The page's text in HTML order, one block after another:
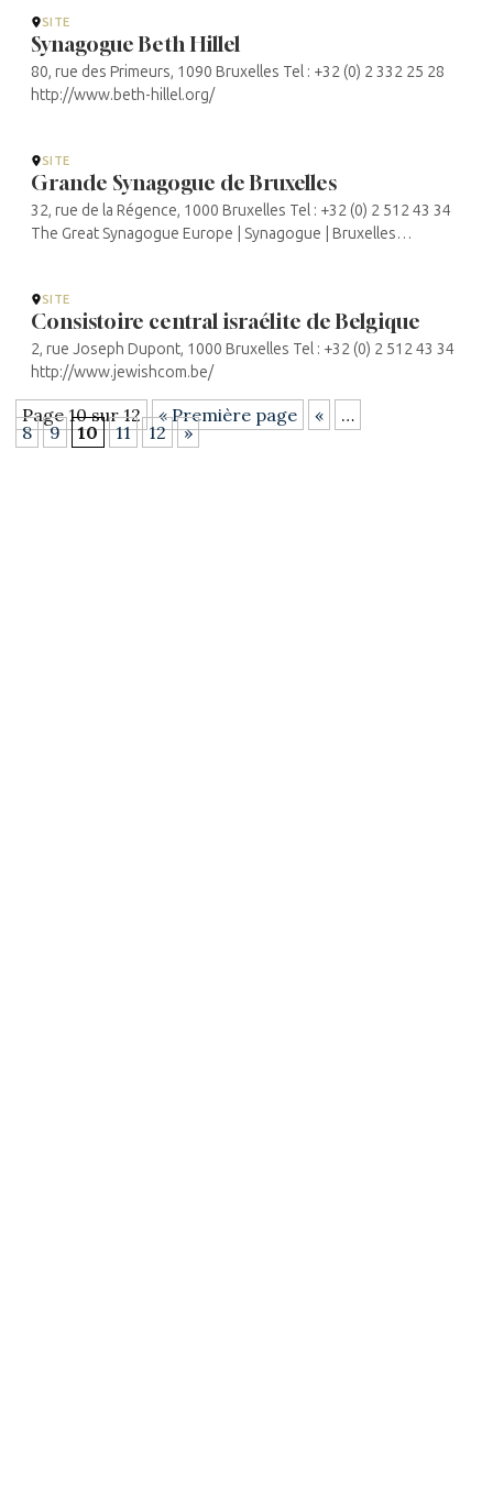
SITE
Synagogue Beth Hillel
80, rue des Primeurs, 1090 Bruxelles Tel : +32 (0) 2 332 25 28
http://www.beth-hillel.org/
SITE
Grande Synagogue de Bruxelles
32, rue de la Régence, 1000 Bruxelles Tel : +32 (0) 2 512 43 34
The Great Synagogue Europe | Synagogue | Bruxelles
SITE
Consistoire central israélite de Belgique
2, rue Joseph Dupont, 1000 Bruxelles Tel : +32 (0) 2 512 43 34
http://www.jewishcom.be/
Page 10 sur 12 « Première page «
…
8
9 10 11 12 »